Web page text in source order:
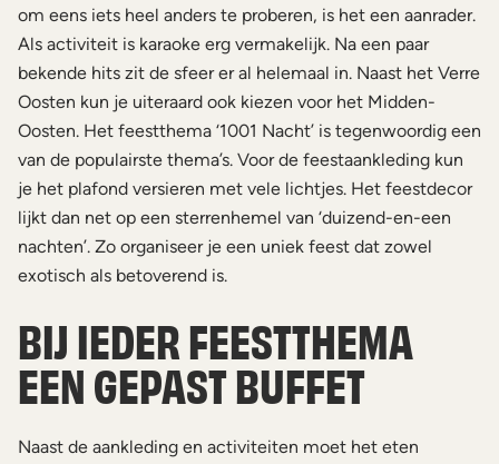
om eens iets heel anders te proberen, is het een aanrader.
Als activiteit is karaoke erg vermakelijk. Na een paar
bekende hits zit de sfeer er al helemaal in. Naast het Verre
Oosten kun je uiteraard ook kiezen voor het Midden-
Oosten. Het feestthema ‘1001 Nacht’ is tegenwoordig een
van de populairste thema’s. Voor de feestaankleding kun
je het plafond versieren met vele lichtjes. Het feestdecor
lijkt dan net op een sterrenhemel van ‘duizend-en-een
nachten’. Zo organiseer je een uniek feest dat zowel
exotisch als betoverend is.
BIJ IEDER FEESTTHEMA
EEN GEPAST BUFFET
Naast de aankleding en activiteiten moet het eten